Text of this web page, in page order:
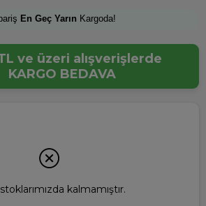
En Geç Yarın Kargoda!
ve üzeri alışverişlerde
KARGO BEDAVA
kalmamıştır.